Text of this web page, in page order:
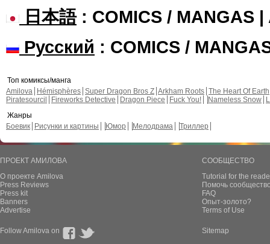
日本語: COMICS / MANGAS |
Русский : COMICS /
Топ комиксы/манга
Amilova
Hémisphères Super Dragon Bros Z Arkham Roots The Heart Of Earth
Piratesourcil
Fireworks Detective Dragon Piece Fuck You! Nameless Snow
Жанры
Боевик
Рисунки и картины Юмор Мелодрама Триллер
ПРОЕКТ АМИЛОВА
О проекте Amilova
Press Reviews
Press kit
Banners
Advertise
СООБЩЕСТВО
Tutorial for the
Помочь
FAQ
Опыт-золото?
Terms of Use
Follow Amilova on Sitemap